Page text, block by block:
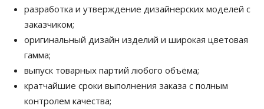
разработка и утверждение дизайнерских моделей с
заказчиком;
оригинальный дизайн изделий и широкая цветовая
гамма;
выпуск товарных партий любого объёма;
кратчайшие сроки выполнения заказа с полным
контролем качества;